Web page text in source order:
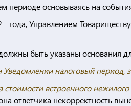
периоде основываясь на
Управлением
быть указаны основания
налоговый период,
стоимости встроенного
ответчика некорректность